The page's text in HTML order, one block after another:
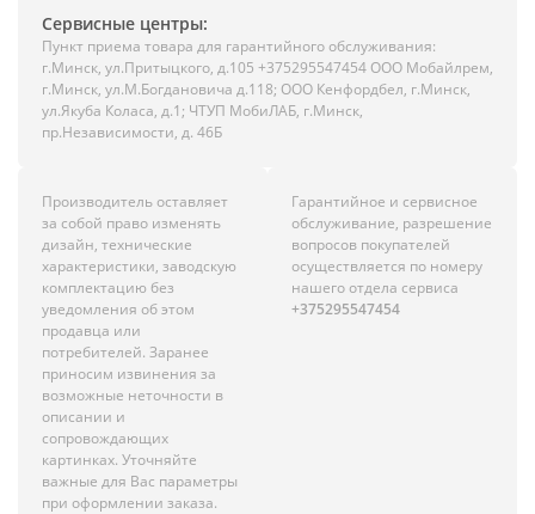
Сервисные центры:
Пункт приема товара для гарантийного обслуживания:
г.Минск, ул.Притыцкого, д.105 +375295547454 ООО Мобайлрем,
г.Минск, ул.М.Богдановича д.118; ООО Кенфордбел, г.Минск,
ул.Якуба Коласа, д.1; ЧТУП МобиЛАБ, г.Минск,
пр.Независимости, д. 46Б
Производитель оставляет
за собой право изменять
дизайн, технические
характеристики, заводскую
комплектацию без
уведомления об этом
продавца или
потребителей. Заранее
приносим извинения за
возможные неточности в
описании и
сопровождающих
картинках. Уточняйте
важные для Вас параметры
при оформлении заказа.
Гарантийное и сервисное
обслуживание, разрешение
вопросов покупателей
осуществляется по номеру
нашего отдела сервиса
+375295547454